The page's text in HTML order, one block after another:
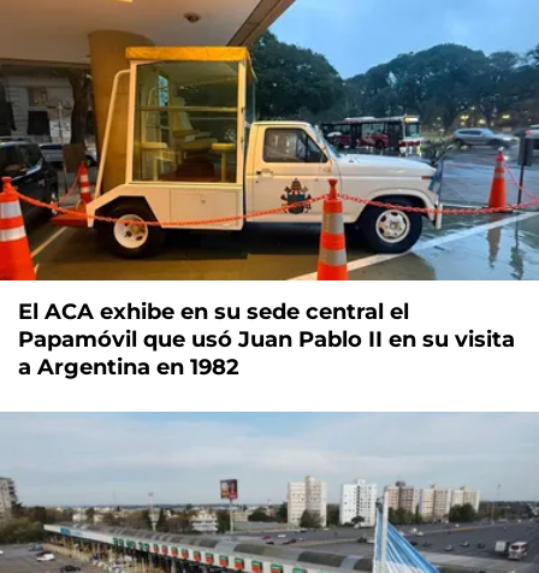
El ACA exhibe en su sede central el
Papamóvil que usó Juan Pablo II en su visita
a Argentina en 1982